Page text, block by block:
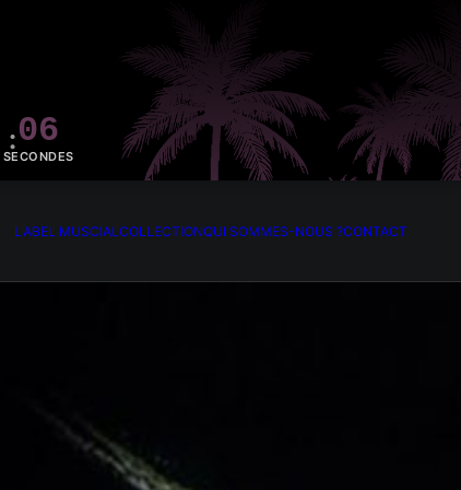
05
SECONDES
LABEL MUSCIALCOLLECTIONQUI SOMMES-NOUS ?CONTACT